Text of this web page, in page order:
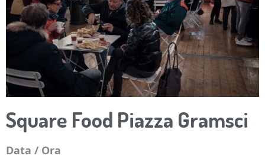
Square Food Piazza Gramsci
Data / Ora